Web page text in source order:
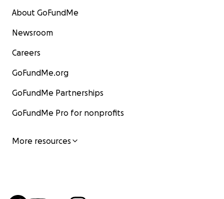
About GoFundMe
Newsroom
Careers
GoFundMe.org
GoFundMe Partnerships
GoFundMe Pro for nonprofits
More resources